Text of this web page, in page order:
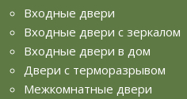
Входные двери
Входные двери с зеркалом
Входные двери в дом
Двери с терморазрывом
Межкомнатные двери